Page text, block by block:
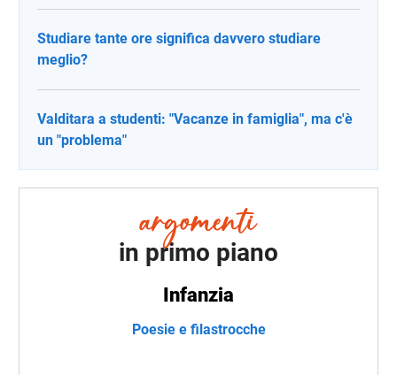
Studiare tante ore significa davvero studiare
meglio?
Valditara a studenti: "Vacanze in famiglia", ma c'è
un "problema"
in primo piano
Infanzia
Poesie e filastrocche